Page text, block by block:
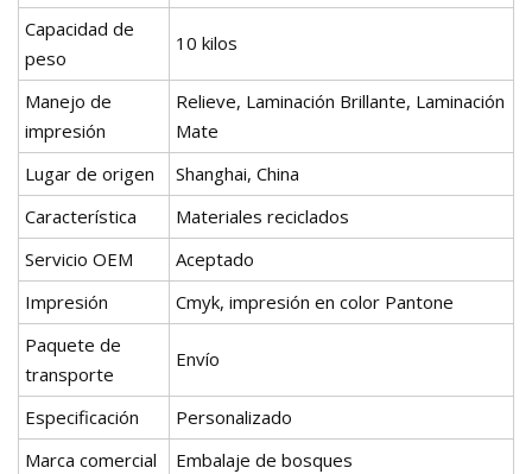
Capacidad de
peso
10 kilos
Manejo de
impresión
Relieve, Laminación Brillante, Laminación
Mate
Lugar de origen
Shanghai, China
Característica
Materiales reciclados
Servicio OEM
Aceptado
Impresión
Cmyk, impresión en color Pantone
Paquete de
transporte
Envío
Especificación
Personalizado
Marca comercial
Embalaje de bosques